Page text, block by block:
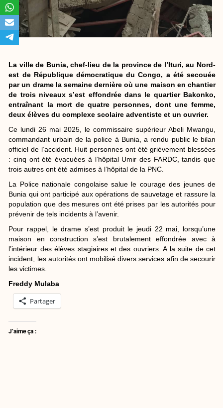
La ville de Bunia, chef-lieu de la province de l’Ituri, au Nord-
est de République démocratique du Congo, a été secouée
par un drame la semaine dernière où une maison en chantier
de trois niveaux s’est effondrée dans le quartier Bakonko,
entraînant la mort de quatre personnes, dont une femme,
deux élèves du complexe scolaire adventiste et un ouvrier.
Ce lundi 26 mai 2025, le commissaire supérieur Abeli Mwangu,
commandant urbain de la police à Bunia, a rendu public le bilan
officiel de l’accident. Huit personnes ont été grièvement blessées
: cinq ont été évacuées à l’hôpital Umir des FARDC, tandis que
trois autres ont été admises à l’hôpital de la PNC.
La Police nationale congolaise salue le courage des jeunes de
Bunia qui ont participé aux opérations de sauvetage et rassure la
population que des mesures ont été prises par les autorités pour
prévenir de tels incidents à l’avenir.
Pour rappel, le drame s’est produit le jeudi 22 mai, lorsqu’une
maison en construction s’est brutalement effondrée avec à
l’intérieur des élèves stagiaires et des ouvriers. A la suite de cet
incident, les autorités ont mobilisé divers services afin de secourir
les victimes.
Freddy Mulaba
Partager
J’aime ça :